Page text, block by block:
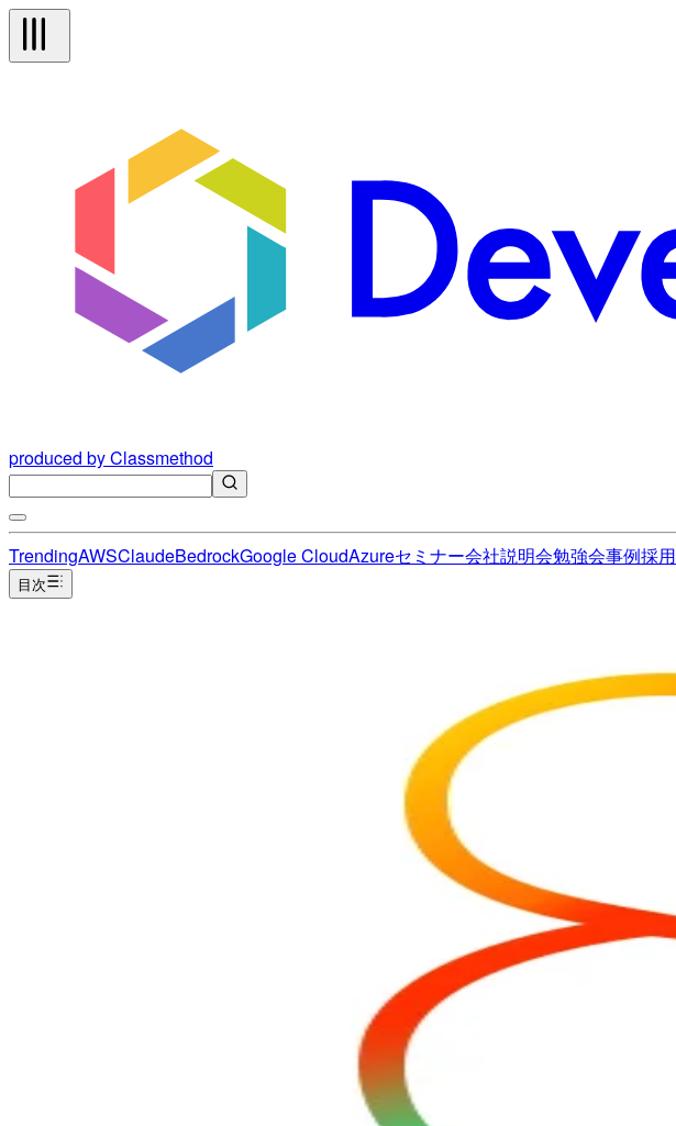
produced by Classmethod
TrendingAWSClaudeBedrockGoogle CloudAzureセミナー会社説明会勉強会事例採用
目次